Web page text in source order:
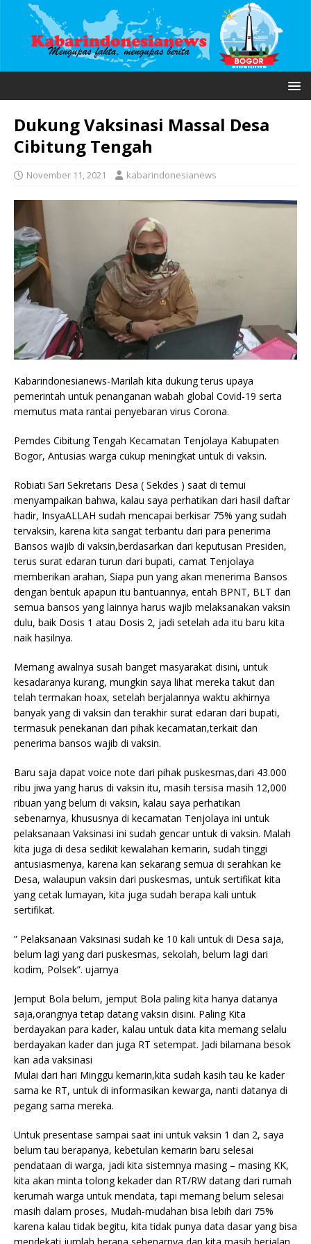
Dukung Vaksinasi Massal Desa
Cibitung Tengah
November 11, 2021 kabarindonesianews
Kabarindonesianews-Marilah kita dukung terus upaya
pemerintah untuk penanganan wabah global Covid-19 serta
memutus mata rantai penyebaran virus Corona.
Pemdes Cibitung Tengah Kecamatan Tenjolaya Kabupaten
Bogor, Antusias warga cukup meningkat untuk di vaksin.
Robiati Sari Sekretaris Desa ( Sekdes ) saat di temui
menyampaikan bahwa, kalau saya perhatikan dari hasil daftar
hadir, InsyaALLAH sudah mencapai berkisar 75% yang sudah
tervaksin, karena kita sangat terbantu dari para penerima
Bansos wajib di vaksin,berdasarkan dari keputusan Presiden,
terus surat edaran turun dari bupati, camat Tenjolaya
memberikan arahan, Siapa pun yang akan menerima Bansos
dengan bentuk apapun itu bantuannya, entah BPNT, BLT dan
semua bansos yang lainnya harus wajib melaksanakan vaksin
dulu, baik Dosis 1 atau Dosis 2, jadi setelah ada itu baru kita
naik hasilnya.
Memang awalnya susah banget masyarakat disini, untuk
kesadaranya kurang, mungkin saya lihat mereka takut dan
telah termakan hoax, setelah berjalannya waktu akhirnya
banyak yang di vaksin dan terakhir surat edaran dari bupati,
termasuk penekanan dari pihak kecamatan,terkait dan
penerima bansos wajib di vaksin.
Baru saja dapat voice note dari pihak puskesmas,dari 43.000
ribu jiwa yang harus di vaksin itu, masih tersisa masih 12,000
ribuan yang belum di vaksin, kalau saya perhatikan
sebenarnya, khususnya di kecamatan Tenjolaya ini untuk
pelaksanaan Vaksinasi ini sudah gencar untuk di vaksin. Malah
kita juga di desa sedikit kewalahan kemarin, sudah tinggi
antusiasmenya, karena kan sekarang semua di serahkan ke
Desa, walaupun vaksin dari puskesmas, untuk sertifikat kita
yang cetak lumayan, kita juga sudah berapa kali untuk
sertifikat.
” Pelaksanaan Vaksinasi sudah ke 10 kali untuk di Desa saja,
belum lagi yang dari puskesmas, sekolah, belum lagi dari
kodim, Polsek”. ujarnya
Jemput Bola belum, jemput Bola paling kita hanya datanya
saja,orangnya tetap datang vaksin disini. Paling Kita
berdayakan para kader, kalau untuk data kita memang selalu
berdayakan kader dan juga RT setempat. Jadi bilamana besok
kan ada vaksinasi
Mulai dari hari Minggu kemarin,kita sudah kasih tau ke kader
sama ke RT, untuk di informasikan kewarga, nanti datanya di
pegang sama mereka.
Untuk presentase sampai saat ini untuk vaksin 1 dan 2, saya
belum tau berapanya, kebetulan kemarin baru selesai
pendataan di warga, jadi kita sistemnya masing – masing KK,
kita akan minta tolong kekader dan RT/RW datang dari rumah
kerumah warga untuk mendata, tapi memang belum selesai
masih dalam proses, Mudah-mudahan bisa lebih dari 75%
karena kalau tidak begitu, kita tidak punya data dasar yang bisa
mendekati jumlah berapa sebenarnya dan kita masih berjalan,